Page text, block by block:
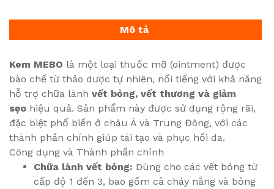
Mô tả
Kem MEBO là một loại thuốc mỡ (ointment) được
bào chế từ thảo dược tự nhiên, nổi tiếng với khả năng
hỗ trợ chữa lành vết bỏng, vết thương và giảm
sẹo hiệu quả. Sản phẩm này được sử dụng rộng rãi,
đặc biệt phổ biến ở châu Á và Trung Đông, với các
thành phần chính giúp tái tạo và phục hồi da.
Công dụng và Thành phần chính
Chữa lành vết bỏng: Dùng cho các vết bỏng từ
cấp độ 1 đến 3, bao gồm cả cháy nắng và bỏng